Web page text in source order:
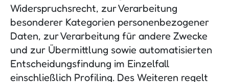
Widerspruchsrecht, zur Verarbeitung
besonderer Kategorien personenbezogener
Daten, zur Verarbeitung für andere Zwecke
und zur Übermittlung sowie automatisierten
Entscheidungsfindung im Einzelfall
einschließlich Profiling. Des Weiteren regelt